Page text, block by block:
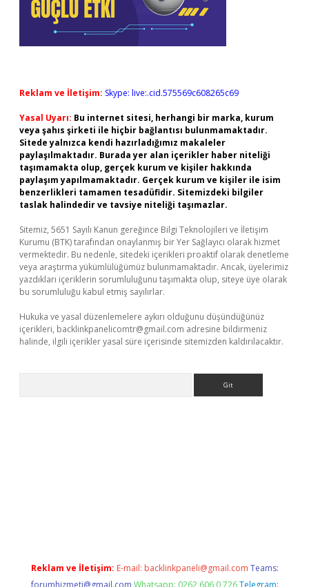
Reklam ve İletişim: Skype: live:.cid.575569c608265c69
Yasal Uyarı: Bu internet sitesi, herhangi bir marka, kurum
veya şahıs şirketi ile hiçbir bağlantısı bulunmamaktadır.
Sitede yalnızca kendi hazırladığımız makaleler
paylaşılmaktadır. Burada yer alan içerikler haber niteliği
taşımamakta olup, gerçek kurum ve kişiler hakkında
paylaşım yapılmamaktadır. Gerçek kurum ve kişiler ile isim
benzerlikleri tamamen tesadüfidir. Sitemizdeki bilgiler
taslak halindedir ve tavsiye niteliği taşımazlar.
Sitemiz, 5651 Sayılı Kanun gereğince Bilgi Teknolojileri ve İletişim
Kurumu (BTK) tarafından onaylanmış bir Yer Sağlayıcı olarak hizmet
vermektedir. Bu nedenle, sitedeki içerikleri proaktif olarak denetleme
veya araştırma yükümlülüğümüz bulunmamaktadır. Ancak, üyelerimiz
yazdıkları içeriklerin sorumluluğunu taşımakta olup, siteye üye olarak
bu sorumluluğu kabul etmiş sayılırlar.
Hukuka ve yasal düzenlemelere aykırı olduğunu düşündüğünüz
içerikleri, backlinkpanelicomtr@gmail.com adresine bildirmeniz
halinde, ilgili içerikler yasal süre içerisinde sitemizden kaldırılacaktır.
Reklam ve İletişim: E-mail: backlinkpaneli@gmail.com Teams:
forumhizmeti@gmail.com Whatsapp: 0262 606 0 726 Telegram: